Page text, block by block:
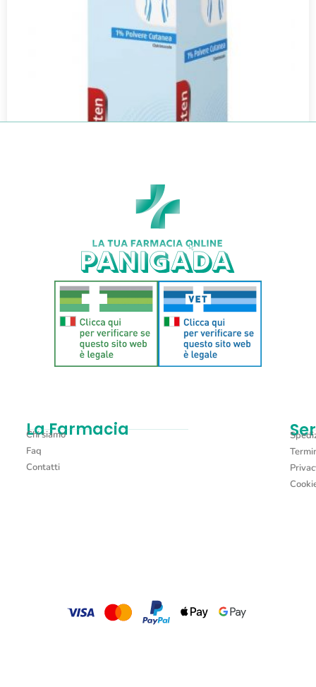
€16,50€14,52
Aggiungi al carrello
La Farmacia
Chi siamo
Faq
Contatti